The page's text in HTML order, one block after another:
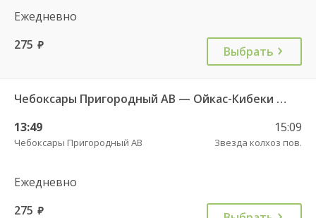
Ежедневно
275 руб. Выбрать
Чебоксары Пригородный АВ — Ойкас-Кибеки д. 560
13:49
Чебоксары Пригородный АВ
15:09
Звезда колхоз пов.
Ежедневно
275 руб.